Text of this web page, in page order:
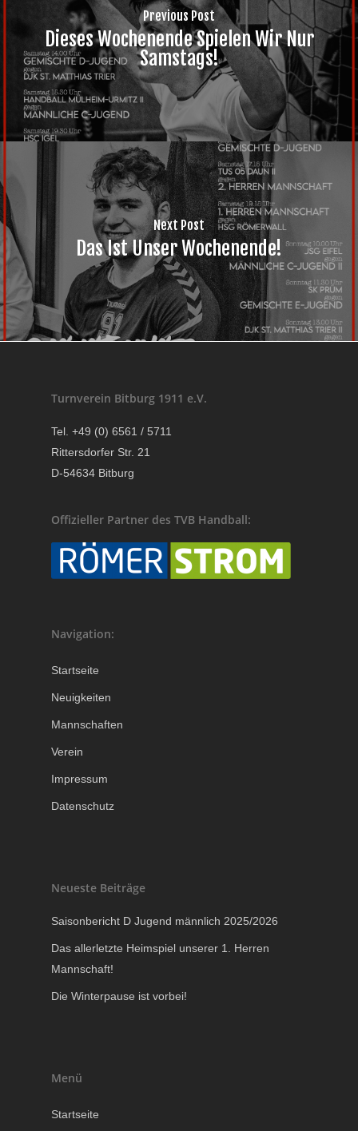
Previous Post
Dieses Wochenende Spielen Wir Nur
Samstags!
Next Post
Das Ist Unser Wochenende!
Turnverein Bitburg 1911 e.V.
Tel. +49 (0) 6561 / 5711
Rittersdorfer Str. 21
D-54634 Bitburg
Offizieller Partner des TVB Handball:
Navigation:
Startseite
Neuigkeiten
Mannschaften
Verein
Impressum
Datenschutz
Neueste Beiträge
Saisonbericht D Jugend männlich 2025/2026
Das allerletzte Heimspiel unserer 1. Herren
Mannschaft!
Die Winterpause ist vorbei!
Menü
Startseite